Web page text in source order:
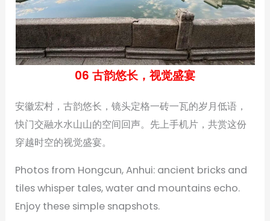
06 古韵悠长，视觉盛宴
安徽宏村，古韵悠长，镜头定格一砖一瓦的岁月低语，
快门交融水水山山的空间回声。先上手机片，共赏这份
穿越时空的视觉盛宴。
Photos from Hongcun, Anhui: ancient bricks and
tiles whisper tales, water and mountains echo.
Enjoy these simple snapshots.